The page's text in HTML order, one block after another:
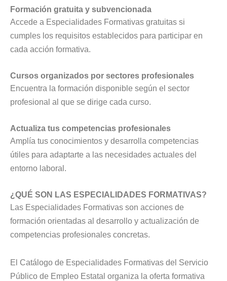
Formación gratuita y subvencionada
Accede a Especialidades Formativas gratuitas si
cumples los requisitos establecidos para participar en
cada acción formativa.
Cursos organizados por sectores profesionales
Encuentra la formación disponible según el sector
profesional al que se dirige cada curso.
Actualiza tus competencias profesionales
Amplía tus conocimientos y desarrolla competencias
útiles para adaptarte a las necesidades actuales del
entorno laboral.
¿QUÉ SON LAS ESPECIALIDADES FORMATIVAS?
Las Especialidades Formativas son acciones de
formación orientadas al desarrollo y actualización de
competencias profesionales concretas.
El Catálogo de Especialidades Formativas del Servicio
Público de Empleo Estatal organiza la oferta formativa